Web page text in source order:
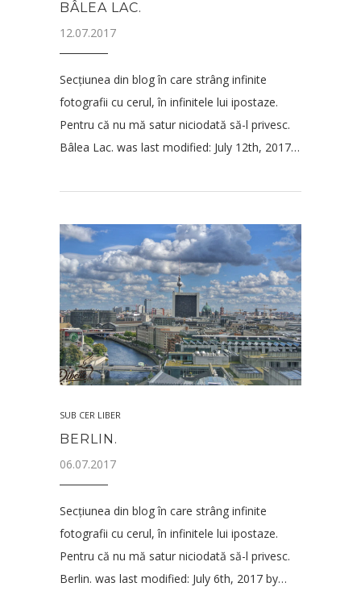
BÂLEA LAC.
12.07.2017
Secțiunea din blog în care strâng infinite
fotografii cu cerul, în infinitele lui ipostaze.
Pentru că nu mă satur niciodată să-l privesc.
Bâlea Lac. was last modified: July 12th, 2017…
SUB CER LIBER
BERLIN.
06.07.2017
Secțiunea din blog în care strâng infinite
fotografii cu cerul, în infinitele lui ipostaze.
Pentru că nu mă satur niciodată să-l privesc.
Berlin. was last modified: July 6th, 2017 by…